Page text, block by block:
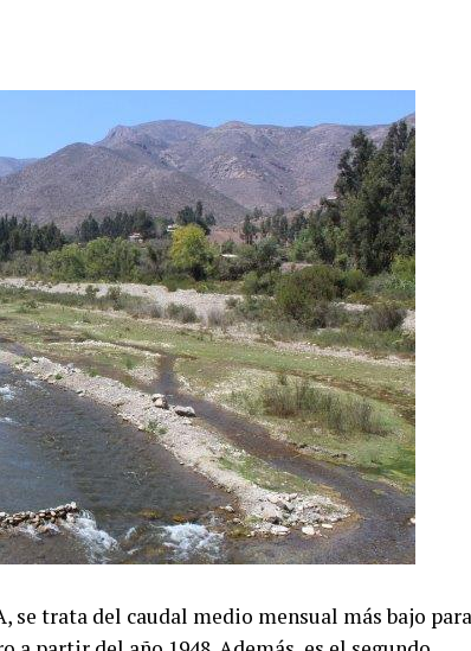
trata del caudal medio mensual más bajo para